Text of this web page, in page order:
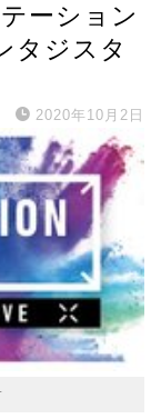
ーション
タジスタ
2020年10月2日